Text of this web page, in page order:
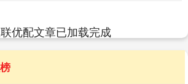
优配文章已加载完成